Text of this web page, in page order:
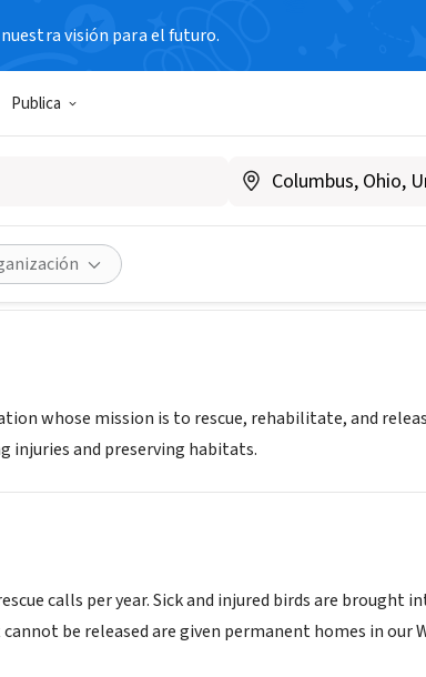
visión para el futuro.
Publica
whose mission is to rescue, rehabilitate, and
injuries and preserving habitats.
calls per year. Sick and injured birds are
be released are given permanent homes in